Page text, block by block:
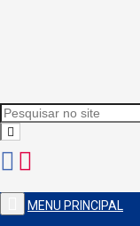
MENU PRINCIPAL